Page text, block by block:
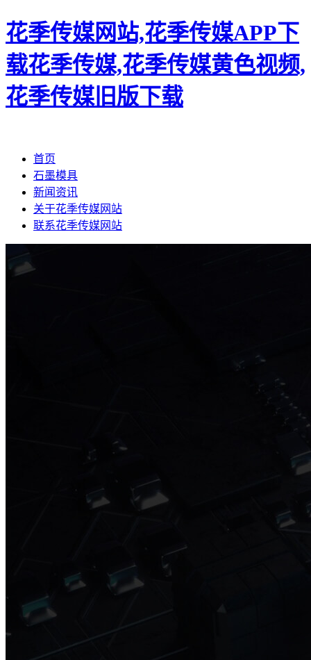
花季传媒网站,花季传媒APP下
载花季传媒,花季传媒黄色视频,
花季传媒旧版下载
首页
石墨模具
新闻资讯
关于花季传媒网站
联系花季传媒网站